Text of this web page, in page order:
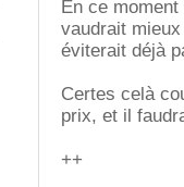
En ce
vaudrait
éviterait déjà
Certes celà
prix, et il
++